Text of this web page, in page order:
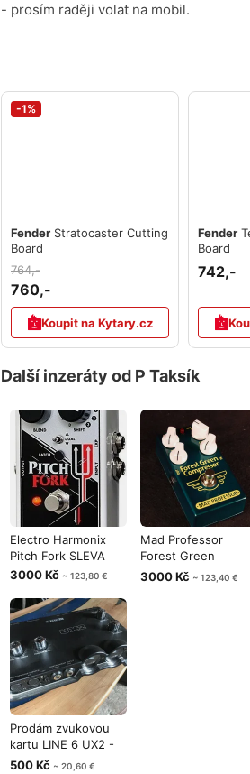
- prosím raději volat na mobil.
-1%
Fender Stratocaster Cutting
Board
764,-
760,-
Koupit na Kytary.cz
Fender
Board
742,-
Další inzeráty od P Taksík
Electro Harmonix
Pitch Fork SLEVA
3000 Kč ~ 123,80 €
Mad Professor
Forest Green
Compressor - SLEVA
3000 Kč ~ 123,40 €
Prodám zvukovou
kartu LINE 6 UX2 -
ZAMLUVENO
500 Kč ~ 20,60 €